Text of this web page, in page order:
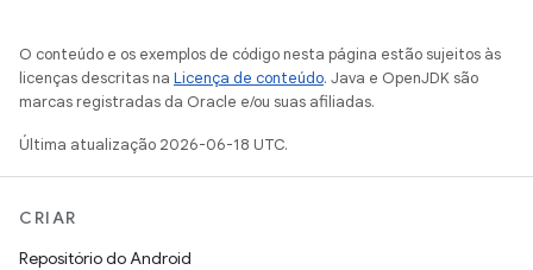
O conteúdo e os exemplos de código nesta página estão sujeitos às
licenças descritas na Licença de conteúdo. Java e OpenJDK são
marcas registradas da Oracle e/ou suas afiliadas.
Última atualização 2026-06-18 UTC.
CRIAR
Repositório do Android